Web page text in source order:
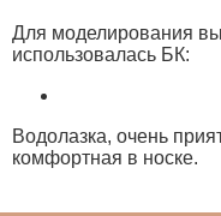
Для моделирования
использовалась БК:
Водолазка, очень
комфортная в носке.